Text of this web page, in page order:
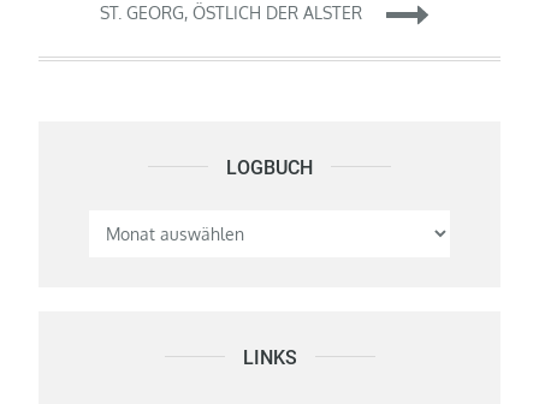
ST. GEORG, ÖSTLICH DER ALSTER
LOGBUCH Logbuch
LINKS